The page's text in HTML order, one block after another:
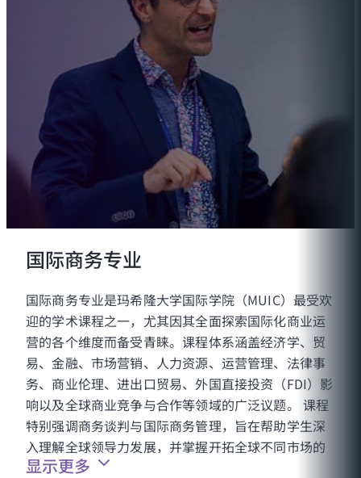
国际商务专业
国际商务专业是玛希隆大学国际学院（MUIC）最受欢
迎的学术课程之一，尤其因其全面探索国际化商业运
营的各个维度而备受青睐。课程体系涵盖经济学、贸
易、金融、市场营销、人力资源、运营管理、法律事
务、商业伦理、进出口贸易、外国直接投资（FDI）影
响以及全球商业竞争与合作等领域的广泛议题。 课程
特别强调商务谈判与国际商务管理，旨在帮助学生深
入理解全球领导力发展，并掌握开拓全球不同市场的
多元化策略。
显示更多